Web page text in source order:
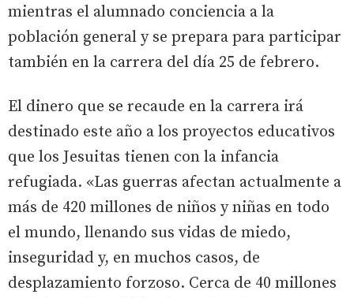
mientras el alumnado conciencia a la
población general y se prepara para participar
también en la carrera del día 25 de febrero.
El dinero que se recaude en la carrera irá
destinado este año a los proyectos educativos
que los Jesuitas tienen con la infancia
refugiada. «Las guerras afectan actualmente a
más de 420 millones de niños y niñas en todo
el mundo, llenando sus vidas de miedo,
inseguridad y, en muchos casos, de
desplazamiento forzoso. Cerca de 40 millones